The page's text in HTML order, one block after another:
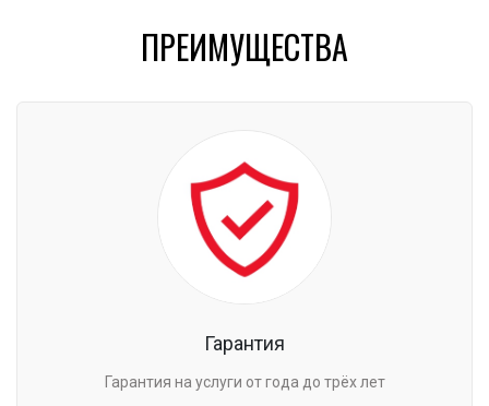
ПРЕИМУЩЕСТВА
Гарантия
Гарантия на услуги от года до трёх лет